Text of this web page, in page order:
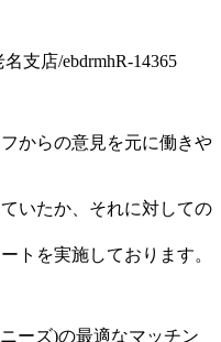
支店/ebdrmhR-14365
からの意見を元に働きや
いたか、それに対しての
トを実施しております。
ーズ)の最適なマッチン